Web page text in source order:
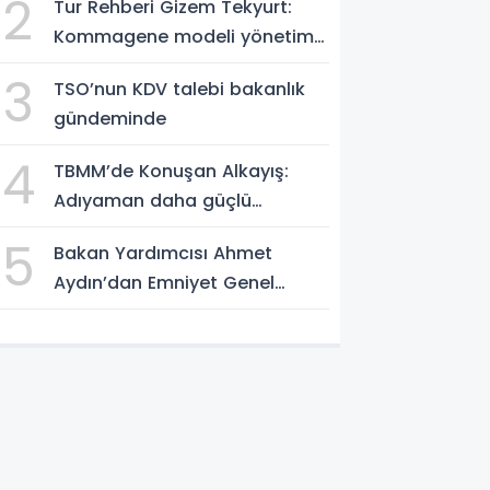
2
Tur Rehberi Gizem Tekyurt:
Kommagene modeli yönetim
3
TSO’nun KDV talebi bakanlık
gündeminde
4
TBMM’de Konuşan Alkayış:
Adıyaman daha güçlü
5
Bakan Yardımcısı Ahmet
Aydın’dan Emniyet Genel